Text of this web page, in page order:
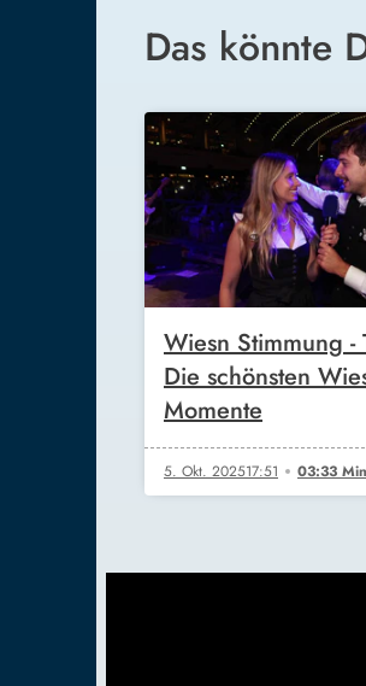
Das könnte
Wiesn Stimmung -
Die schönsten
Momente
5. Okt. 202517:51 03:33